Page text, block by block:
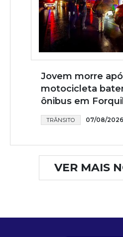
Jovem morre
motocicleta
ônibus em
TRÂNSITO 07/08/
VER MAIS